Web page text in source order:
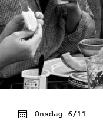
Onsdag 6/11